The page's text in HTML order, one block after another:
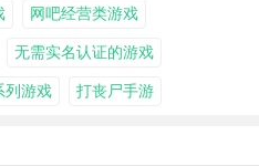
网吧经营类游戏
无需实名认证的游戏
列游戏 打丧尸手游